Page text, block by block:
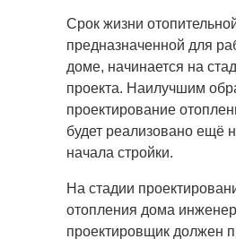
Срок жизни
предназначенной для
доме, начинается на
проекта. Наилучшим
проектирование
будет реализовано ещё
начала стройки.
На стадии
отопления дома
проектировщик должен